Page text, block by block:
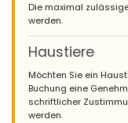
Die maximal
werden.
Haustiere
Möchten Sie ein
Buchung eine
schriftlicher
werden.